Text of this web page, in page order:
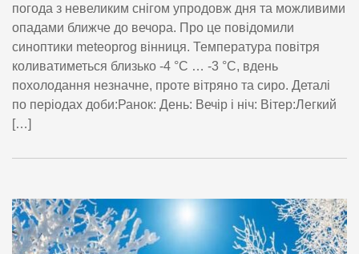
погода з невеликим снігом упродовж дня та можливими
опадами ближче до вечора. Про це повідомили
синоптики meteoprog вінниця. Температура повітря
коливатиметься близько -4 °C … -3 °C, вдень
похолодання незначне, проте вітряно та сиро. Деталі
по періодах доби:Ранок: День: Вечір і ніч: Вітер:Легкий
[…]